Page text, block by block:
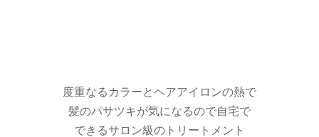
度重なるカラーとヘアアイロンの熱で
髪のパサツキが気になるので自宅で
できるサロン級のトリートメント